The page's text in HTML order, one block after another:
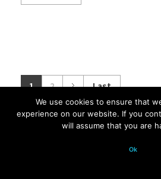
1 2 Last
© 2026 科學月刊五十年
We use cookies to ensure that
experience on our website. If you
will assume that you are
Ok